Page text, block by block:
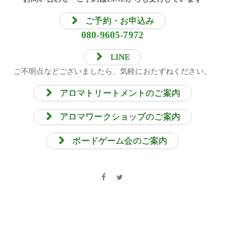
ご予約・お申込み
080-9605-7972
LINE
ご不明点などございましたら、気軽におたずねください。
アロマトリートメントのご案内
アロマワークショップのご案内
ボードゲーム会のご案内